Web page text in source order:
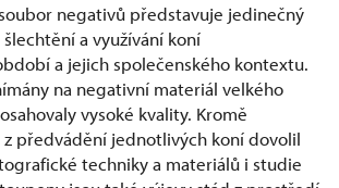
negativů představuje jedinečný
a využívání koní
a jejich společenského kontextu.
na negativní materiál velkého
vysoké kvality. Kromě
z předvádění jednotlivých koní dovolil
techniky a materiálů i studie